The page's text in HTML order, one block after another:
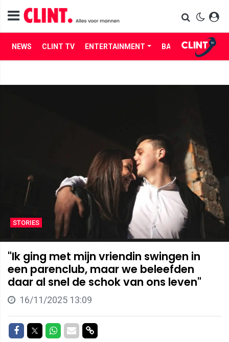
NEWS CLINT TV ENTERTAINMENT BABES LIFE
STORIES
"Ik ging met mijn vriendin swingen in
een parenclub, maar we beleefden
daar al snel de schok van ons leven"
16/11/2025 13:09
Delen op Facebook
Delen op Twitter
Delen op Whatsapp
Delen via Mail
Delen via link